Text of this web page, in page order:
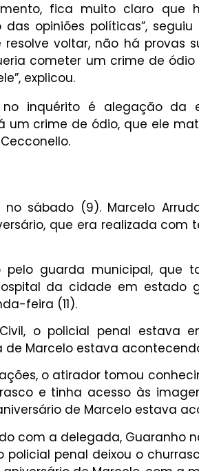
fica muito claro que
opiniões políticas”,
voltar, não há provas
cometer um crime de
explicou.
inquérito é alegação da
um crime de ódio, que ele
sábado (9). Marcelo
que era realizada com
pelo guarda municipal, que
da cidade em estado
feira (11).
o policial penal estava
de Marcelo estava
o atirador tomou
e tinha acesso às
de Marcelo estava
com a delegada, Guaranho
policial penal deixou o